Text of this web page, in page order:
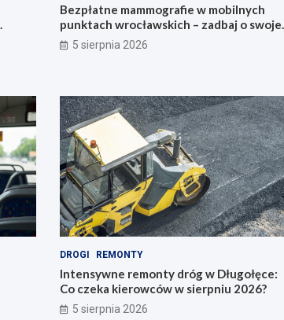
Bezpłatne mammografie w mobilnych
punktach wrocławskich – zadbaj o swoje
zdrowie!
5 sierpnia 2026
DROGI REMONTY
Intensywne remonty dróg w Długołęce:
Co czeka kierowców w sierpniu 2026?
5 sierpnia 2026